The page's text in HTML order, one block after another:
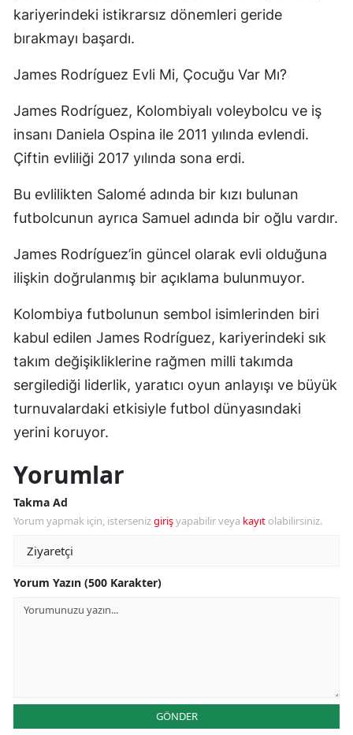
kariyerindeki istikrarsız dönemleri geride
bırakmayı başardı.
James Rodríguez Evli Mi, Çocuğu Var Mı?
James Rodríguez, Kolombiyalı voleybolcu ve iş
insanı Daniela Ospina ile 2011 yılında evlendi.
Çiftin evliliği 2017 yılında sona erdi.
Bu evlilikten Salomé adında bir kızı bulunan
futbolcunun ayrıca Samuel adında bir oğlu vardır.
James Rodríguez’in güncel olarak evli olduğuna
ilişkin doğrulanmış bir açıklama bulunmuyor.
Kolombiya futbolunun sembol isimlerinden biri
kabul edilen James Rodríguez, kariyerindeki sık
takım değişikliklerine rağmen milli takımda
sergilediği liderlik, yaratıcı oyun anlayışı ve büyük
turnuvalardaki etkisiyle futbol dünyasındaki
yerini koruyor.
Yorumlar
Takma Ad
Yorum yapmak için, istersenizgirişyapabilir veya kayıt olabilirsiniz.
Yorum Yazın (500 Karakter)
GÖNDER